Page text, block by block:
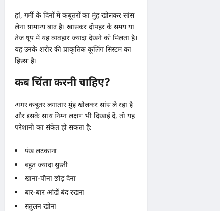
हां, गर्मी के दिनों में कबूतरों का मुंह खोलकर सांस
लेना सामान्य बात है। खासकर दोपहर के समय या
तेज धूप में यह व्यवहार ज्यादा देखने को मिलता है।
यह उनके शरीर की प्राकृतिक कूलिंग सिस्टम का
हिस्सा है।
कब चिंता करनी चाहिए?
अगर कबूतर लगातार मुंह खोलकर सांस ले रहा है
और इसके साथ निम्न लक्षण भी दिखाई दें, तो यह
परेशानी का संकेत हो सकता है:
पंख लटकाना
बहुत ज्यादा सुस्ती
खाना-पीना छोड़ देना
बार-बार आंखें बंद रखना
संतुलन खोना